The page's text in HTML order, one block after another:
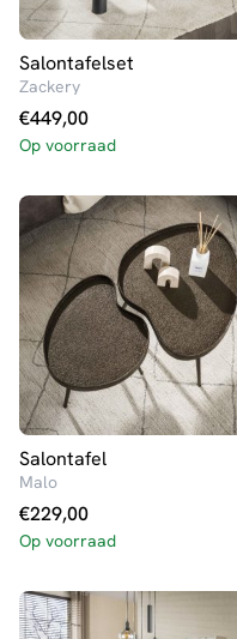
Salontafelset
Zackery
€449,00
Op voorraad
Salontafel
Malo
€229,00
Op voorraad